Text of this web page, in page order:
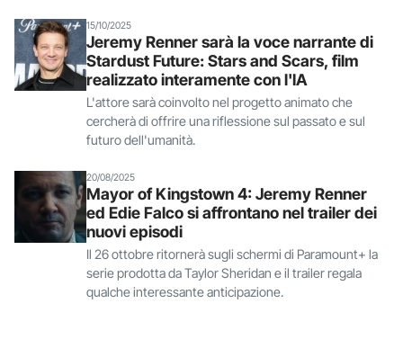
15/10/2025
Jeremy Renner sarà la voce narrante di
Stardust Future: Stars and Scars, film
realizzato interamente con l'IA
L'attore sarà coinvolto nel progetto animato che
cercherà di offrire una riflessione sul passato e sul
futuro dell'umanità.
20/08/2025
Mayor of Kingstown 4: Jeremy Renner
ed Edie Falco si affrontano nel trailer dei
nuovi episodi
Il 26 ottobre ritornerà sugli schermi di Paramount+ la
serie prodotta da Taylor Sheridan e il trailer regala
qualche interessante anticipazione.